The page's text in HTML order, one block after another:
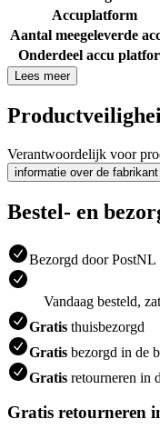
Accuplatform
Aantal meegeleverde
Onderdeel accu
Lees meer
Verantwoordelijk voor
informatie over de fabrikant
Bestel- en
Bezorgd door PostNL
Vandaag besteld,
Gratis thuisbezorgd
Gratis bezorgd in de
Gratis retourneren in
Gratis retourneren